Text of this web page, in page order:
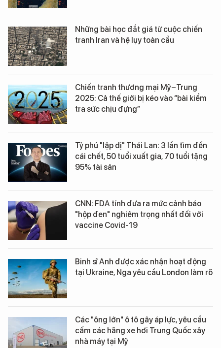
Những bài học đắt giá từ cuộc chiến
tranh Iran và hệ lụy toàn cầu
Chiến tranh thương mại Mỹ–Trung
2025: Cả thế giới bị kéo vào “bài kiểm
tra sức chịu đựng”
Tỷ phú "lập dị" Thái Lan: 3 lần tìm đến
cái chết, 50 tuổi xuất gia, 70 tuổi tặng
95% tài sản
CNN: FDA tính đưa ra mức cảnh báo
"hộp đen" nghiêm trọng nhất đối với
vaccine Covid-19
Binh sĩ Anh được xác nhận hoạt động
tại Ukraine, Nga yêu cầu London làm rõ
Các "ông lớn" ô tô gây áp lực, yêu cầu
cấm các hãng xe hơi Trung Quốc xây
nhà máy tại Mỹ